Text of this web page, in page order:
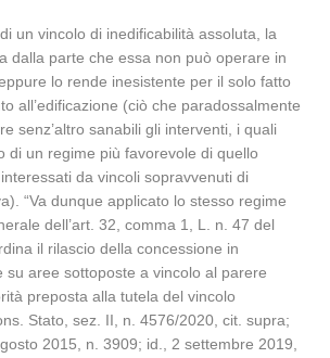
un vincolo di inedificabilità assoluta, la
dalla parte che essa non può operare in
lo rende inesistente per il solo fatto
all’edificazione (ciò che paradossalmente
senz’altro sanabili gli interventi, i quali
di un regime più favorevole di quello
da vincoli sopravvenuti di
“Va dunque applicato lo stesso regime
dell’art. 32, comma 1, L. n. 47 del
il rilascio della concessione in
su aree sottoposte a vincolo al parere
preposta alla tutela del vincolo
Stato, sez. II, n. 4576/2020, cit. supra;
2015, n. 3909; id., 2 settembre 2019,